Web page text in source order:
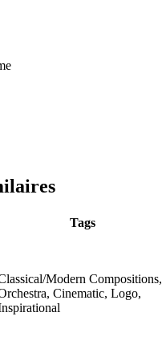
Tags
Modern Compositions,
Cinematic, Logo,